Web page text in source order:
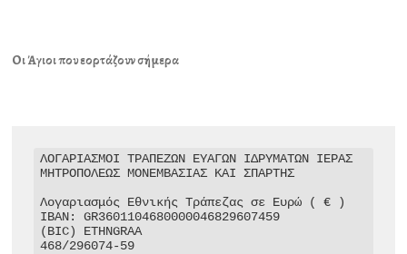
Οι Άγιοι που εορτάζουν σήμερα
ΛΟΓΑΡΙΑΣΜΟΙ ΤΡΑΠΕΖΩΝ ΕΥΑΓΩΝ ΙΔΡΥΜΑΤΩΝ ΙΕΡΑΣ
ΜΗΤΡΟΠΟΛΕΩΣ ΜΟΝΕΜΒΑΣΙΑΣ ΚΑΙ ΣΠΑΡΤΗΣ
Λογαριασμός Εθνικής Τράπεζας σε Ευρώ ( € )
IBAN: GR3601104680000046829607459
(BIC) ETHNGRAA
468/296074-59